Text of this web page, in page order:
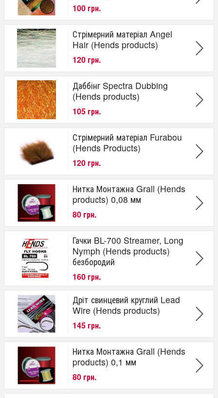
100 грн.
Стрімерний матеріал Angel
Hair (Hends products)
120 грн.
Даббінг Spectra Dubbing
(Hends products)
105 грн.
Стрімерний матеріал Furabou
(Hends Products)
120 грн.
Нитка Монтажна Grall (Hends
produсts) 0,08 мм
80 грн.
Гачки BL-700 Streamer, Long
Nymph (Hends products)
безбородий
160 грн.
Дріт свинцевий круглий Lead
Wire (Hends products)
145 грн.
Нитка Монтажна Grall (Hends
produсts) 0,1 мм
80 грн.